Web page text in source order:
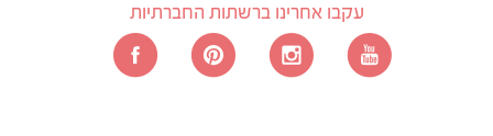
עקבו אחרינו ברשתות החברתיות